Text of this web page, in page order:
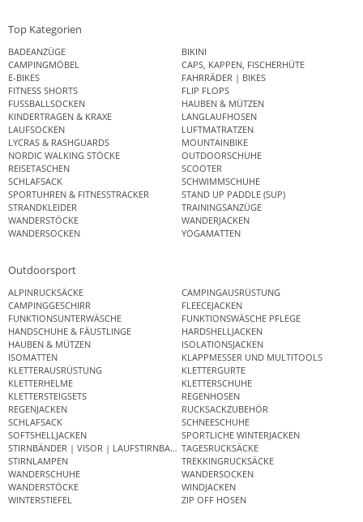
Top Kategorien
BADEANZÜGE
BIKINI
CAMPINGMÖBEL
CAPS, KAPPEN, FISCHERHÜTE
E-BIKES
FAHRRÄDER | BIKES
FITNESS SHORTS
FLIP FLOPS
FUSSBALLSOCKEN
HAUBEN & MÜTZEN
KINDERTRAGEN & KRAXE
LANGLAUFHOSEN
LAUFSOCKEN
LUFTMATRATZEN
LYCRAS & RASHGUARDS
MOUNTAINBIKE
NORDIC WALKING STÖCKE
OUTDOORSCHUHE
REISETASCHEN
SCOOTER
SCHLAFSACK
SCHWIMMSCHUHE
SPORTUHREN & FITNESSTRACKER
STAND UP PADDLE (SUP)
STRANDKLEIDER
TRAININGSANZÜGE
WANDERSTÖCKE
WANDERJACKEN
WANDERSOCKEN
YOGAMATTEN
Outdoorsport
ALPINRUCKSÄCKE
CAMPINGAUSRÜSTUNG
CAMPINGGESCHIRR
FLEECEJACKEN
FUNKTIONSUNTERWÄSCHE
FUNKTIONSWÄSCHE PFLEGE
HANDSCHUHE & FÄUSTLINGE
HARDSHELLJACKEN
HAUBEN & MÜTZEN
ISOLATIONSJACKEN
ISOMATTEN
KLAPPMESSER UND MULTITOOLS
KLETTERAUSRÜSTUNG
KLETTERGURTE
KLETTERHELME
KLETTERSCHUHE
KLETTERSTEIGSETS
REGENHOSEN
REGENJACKEN
RUCKSACKZUBEHÖR
SCHLAFSACK
SCHNEESCHUHE
SOFTSHELLJACKEN
SPORTLICHE WINTERJACKEN
STIRNBÄNDER | VISOR | LAUFSTIRNBANDTAGESRUCKSÄCKE
STIRNLAMPEN
TREKKINGRUCKSÄCKE
WANDERSCHUHE
WANDERSOCKEN
WANDERSTÖCKE
WINDJACKEN
WINTERSTIEFEL
ZIP OFF HOSEN